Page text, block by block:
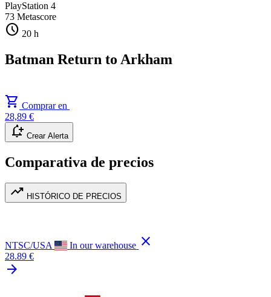
PlayStation 4
73 Metascore
schedule 20 h
Batman Return to Arkham
shopping_cart Comprar en
28,89 €
notification_add Crear Alerta
Comparativa de precios
trending_up HISTÓRICO DE PRECIOS
NTSC/USA In our warehouse close
28.89 €
arrow_forward